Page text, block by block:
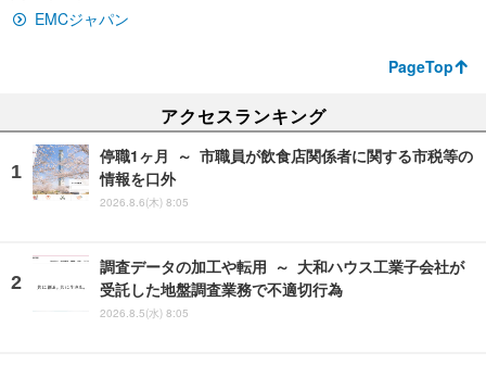
EMCジャパン
PageTop
アクセスランキング
停職1ヶ月 ～ 市職員が飲食店関係者に関する市税等の
情報を口外
2026.8.6(木) 8:05
調査データの加工や転用 ～ 大和ハウス工業子会社が
受託した地盤調査業務で不適切行為
2026.8.5(水) 8:05